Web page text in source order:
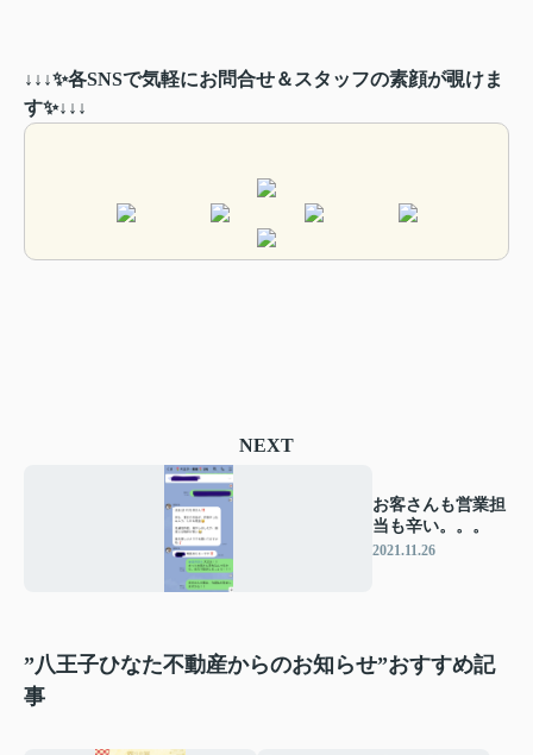
↓↓↓✨各SNSで気軽にお問合せ＆スタッフの素顔が覗けま
す✨↓↓↓
NEXT
お客さんも営業担
当も辛い。。。
2021.11.26
”八王子ひなた不動産からのお知らせ”おすすめ記
事